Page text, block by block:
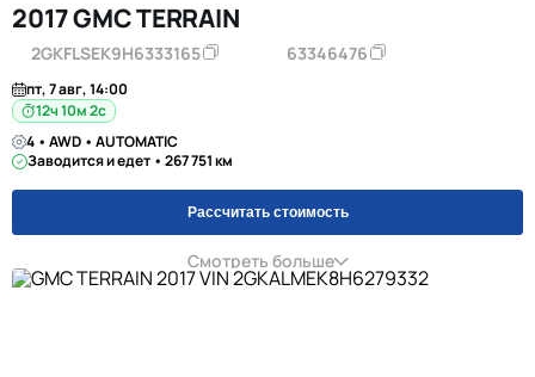
2017 GMC TERRAIN
2GKFLSEK9H6333165 63346476
пт, 7 авг, 14:00
12ч 10м 1с
4 • AWD • AUTOMATIC
Заводится и едет • 267 751 км
Рассчитать стоимость
Смотреть больше